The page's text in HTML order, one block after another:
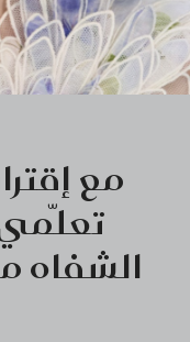
مع